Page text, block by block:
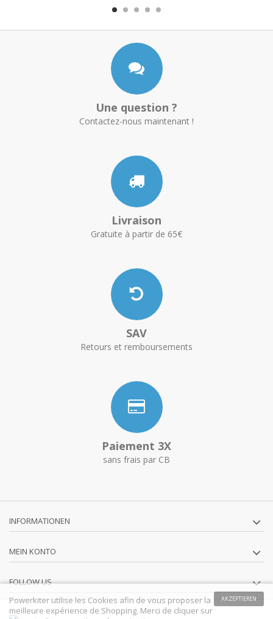
Une question ?
Contactez-nous maintenant !
Livraison
Gratuite à partir de 65€
SAV
Retours et remboursements
Paiement 3X
sans frais par CB
INFORMATIONEN
MEIN KONTO
FOLLOW US
AKZEPTIEREN
Powerkiter utilise les Cookies afin de vous proposer la
meilleure expérience de Shopping. Merci de cliquer sur